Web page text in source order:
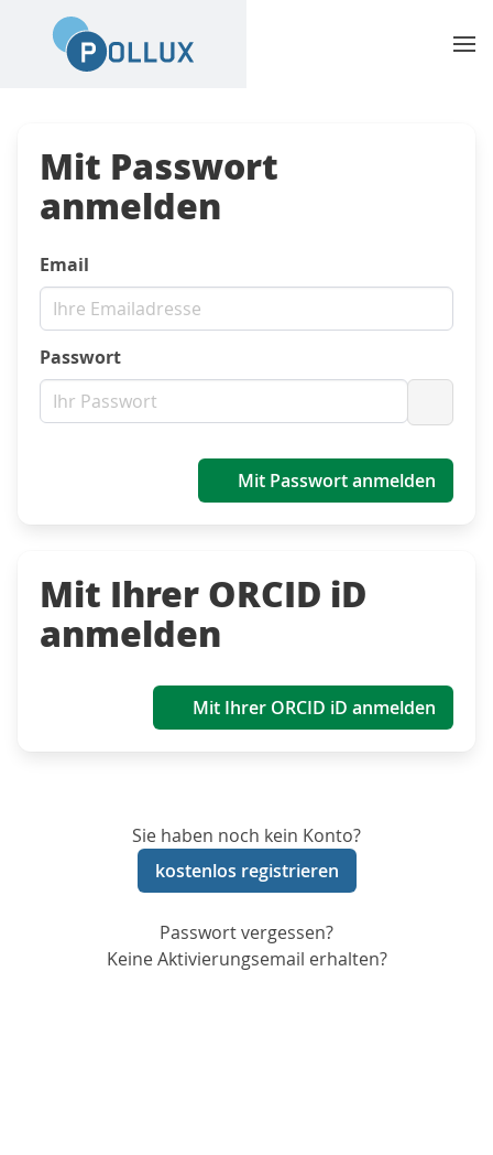
Mit Passwort
anmelden
Email
Passwort
Mit Passwort anmelden
Mit Ihrer ORCID iD
anmelden
Mit Ihrer ORCID iD anmelden
Sie haben noch kein Konto?
kostenlos registrieren
Passwort vergessen?
Keine Aktivierungsemail erhalten?